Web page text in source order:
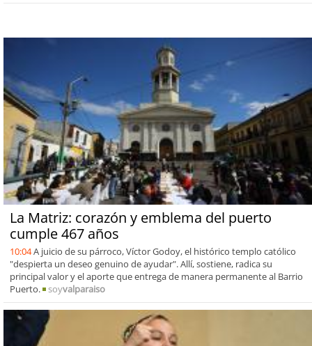
La Matriz: corazón y emblema del puerto
cumple 467 años
10:04A juicio de su párroco, Víctor Godoy, el histórico templo católico
"despierta un deseo genuino de ayudar". Allí, sostiene, radica su
principal valor y el aporte que entrega de manera permanente al Barrio
Puerto.
soyvalparaiso